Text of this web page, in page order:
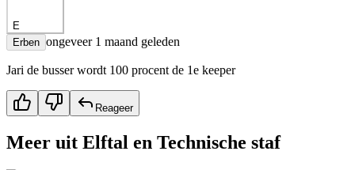
E
Erben ongeveer 1 maand geleden
Jari de busser wordt 100 procent de 1e keeper
Reageer
Meer uit Elftal en Technische staf